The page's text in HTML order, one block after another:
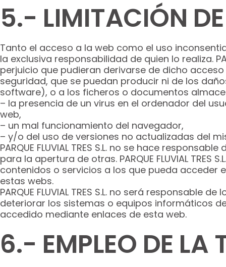
5.- LIMITACIÓN
Tanto el acceso a la web como el uso
la exclusiva responsabilidad de quien lo realiza.
perjuicio que pudieran derivarse de dicho acceso o
seguridad, que se puedan producir ni de los
software), o a los ficheros o documentos
– la presencia de un virus en el ordenador del
web,
– un mal funcionamiento del navegador,
– y/o del uso de versiones no actualizadas del
PARQUE FLUVIAL TRES S.L. no se hace
para la apertura de otras. PARQUE FLUVIAL
contenidos o servicios a los que pueda acceder
estas webs.
PARQUE FLUVIAL TRES S.L. no será
deteriorar los sistemas o equipos informáticos
accedido mediante enlaces de esta web.
6.- EMPLEO DE LA